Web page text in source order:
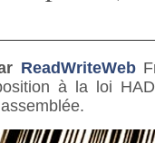
ReadWriteWeb
à la loi